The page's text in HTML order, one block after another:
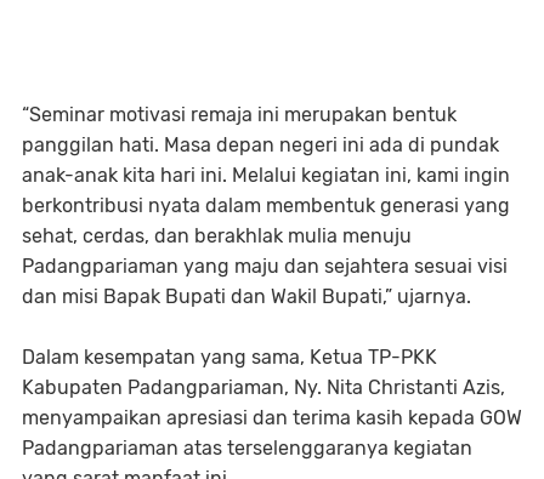
“Seminar motivasi remaja ini merupakan bentuk
panggilan hati. Masa depan negeri ini ada di pundak
anak-anak kita hari ini. Melalui kegiatan ini, kami ingin
berkontribusi nyata dalam membentuk generasi yang
sehat, cerdas, dan berakhlak mulia menuju
Padangpariaman yang maju dan sejahtera sesuai visi
dan misi Bapak Bupati dan Wakil Bupati,” ujarnya.
Dalam kesempatan yang sama, Ketua TP-PKK
Kabupaten Padangpariaman, Ny. Nita Christanti Azis,
menyampaikan apresiasi dan terima kasih kepada GOW
Padangpariaman atas terselenggaranya kegiatan